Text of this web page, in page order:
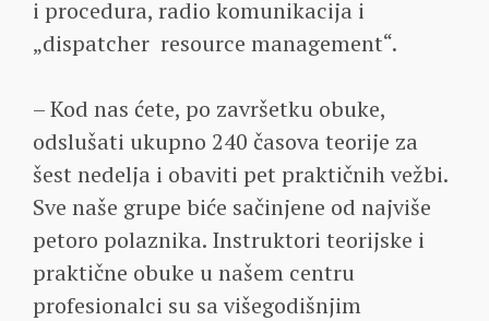
i procedura, radio komunikacija i
„dispatcher resource management“.
– Kod nas ćete, po završetku obuke,
odslušati ukupno 240 časova teorije za
šest nedelja i obaviti pet praktičnih vežbi.
Sve naše grupe biće sačinjene od najviše
petoro polaznika. Instruktori teorijske i
praktične obuke u našem centru
profesionalci su sa višegodišnjim